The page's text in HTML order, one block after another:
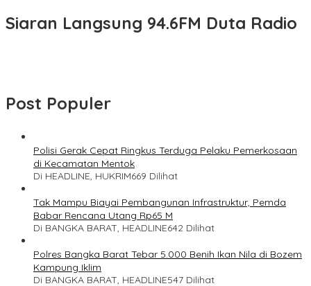
Siaran Langsung 94.6FM Duta Radio
Post Populer
Polisi Gerak Cepat Ringkus Terduga Pelaku Pemerkosaan
di Kecamatan Mentok
Di HEADLINE, HUKRIM669 Dilihat
Tak Mampu Biayai Pembangunan Infrastruktur, Pemda
Babar Rencana Utang Rp65 M
Di BANGKA BARAT, HEADLINE642 Dilihat
Polres Bangka Barat Tebar 5.000 Benih Ikan Nila di Bozem
Kampung Iklim
Di BANGKA BARAT, HEADLINE547 Dilihat